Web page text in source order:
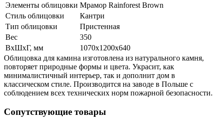
Элементы облицовки Мрамор Rainforest Brown
Стиль облицовки
Кантри
Тип облицовки
Пристенная
Вес
350
ВхШхГ, мм
1070х1200х640
Облицовка для камина изготовлена из натурального камня,
повторяет природные формы и цвета. Украсит, как
минималистичный интерьер, так и дополнит дом в
классическом стиле. Производится на заводе в Польше с
соблюдением всех технических норм пожарной безопасности.
Сопутствующие товары